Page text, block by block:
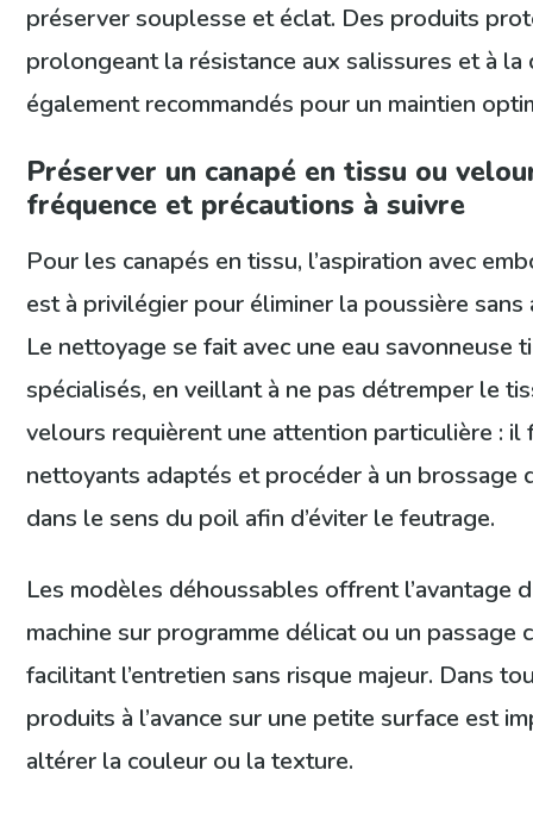
préserver souplesse et éclat. Des produits
prolongeant la résistance aux salissures et à
également recommandés pour un maintien
Préserver un canapé en tissu ou
fréquence et précautions à suivre
Pour les canapés en tissu, l’aspiration avec
est à privilégier pour éliminer la poussière
Le nettoyage se fait avec une eau savonneuse
spécialisés, en veillant à ne pas détremper le
velours requièrent une attention particulière : il
nettoyants adaptés et procéder à un brossage
dans le sens du poil afin d’éviter le feutrage.
Les modèles déhoussables offrent l’avantage
machine sur programme délicat ou un passage
facilitant l’entretien sans risque majeur. Dans
produits à l’avance sur une petite surface est
altérer la couleur ou la texture.